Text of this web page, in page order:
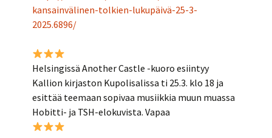
kansainvälinen-tolkien-lukupäivä-25-3-
2025.6896/
Helsingissä Another Castle -kuoro esiintyy
Kallion kirjaston Kupolisalissa ti 25.3. klo 18 ja
esittää teemaan sopivaa musiikkia muun muassa
Hobitti- ja TSH-elokuvista. Vapaa